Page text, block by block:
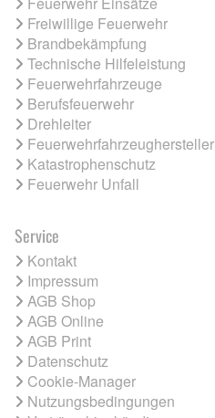
Freiwillige Feuerwehr
Brandbekämpfung
Technische Hilfeleistung
Feuerwehrfahrzeuge
Berufsfeuerwehr
Drehleiter
Feuerwehrfahrzeughersteller
Katastrophenschutz
Feuerwehr Unfall
Service
Kontakt
Impressum
AGB Shop
AGB Online
AGB Print
Datenschutz
Cookie-Manager
Nutzungsbedingungen